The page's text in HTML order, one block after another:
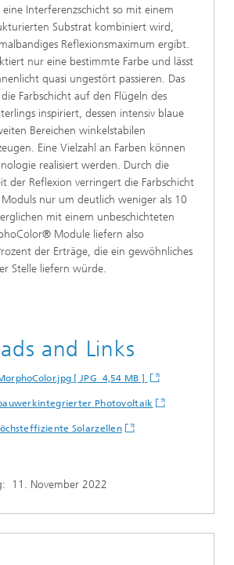
Interferenzschicht so mit einem
Substrat kombiniert wird,
Reflexionsmaximum ergibt.
nur eine bestimmte Farbe und lässt
quasi ungestört passieren. Das
Farbschicht auf den Flügeln des
inspiriert, dessen intensiv blaue
Bereichen winkelstabilen
Eine Vielzahl an Farben können
realisiert werden. Durch die
der Reflexion verringert die Farbschicht
Moduls nur um deutlich weniger als 10
mit einem unbeschichteten
Module liefern also
der Erträge, die ein gewöhnliches
Stelle liefern würde.
and Links
[ JPG 4,54 MB ]
Photovoltaik
Solarzellen
11. November 2022